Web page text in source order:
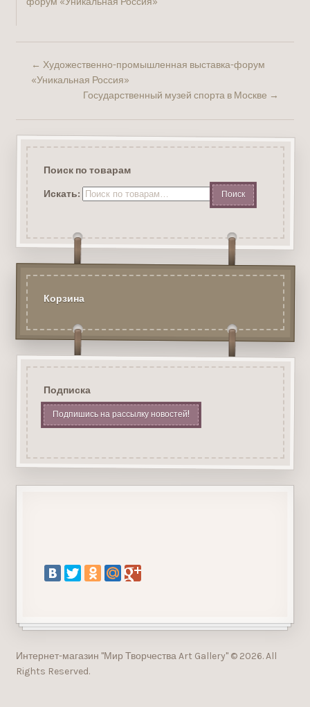
← Художественно-промышленная выставка-форум
«Уникальная Россия»
Государственный музей спорта в Москве →
Поиск по товарам
Искать:
Корзина
Подписка
Подпишись на рассылку новостей!
Интернет-магазин "Мир Творчества Art Gallery" © 2026. All
Rights Reserved.